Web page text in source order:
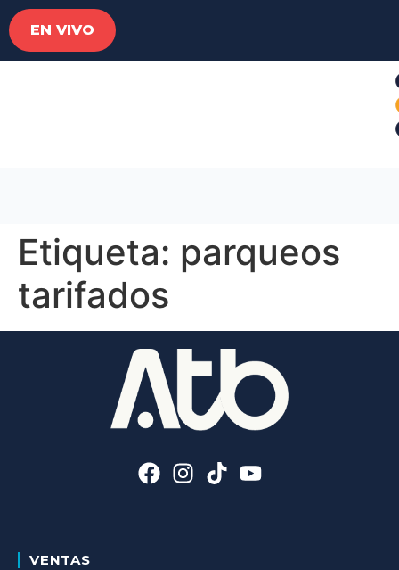
EN VIVO
Etiqueta: parqueos
tarifados
VENTAS